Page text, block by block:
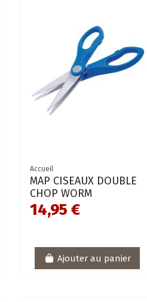
Accueil
MAP CISEAUX DOUBLE
CHOP WORM
14,95 €
Ajouter au panier